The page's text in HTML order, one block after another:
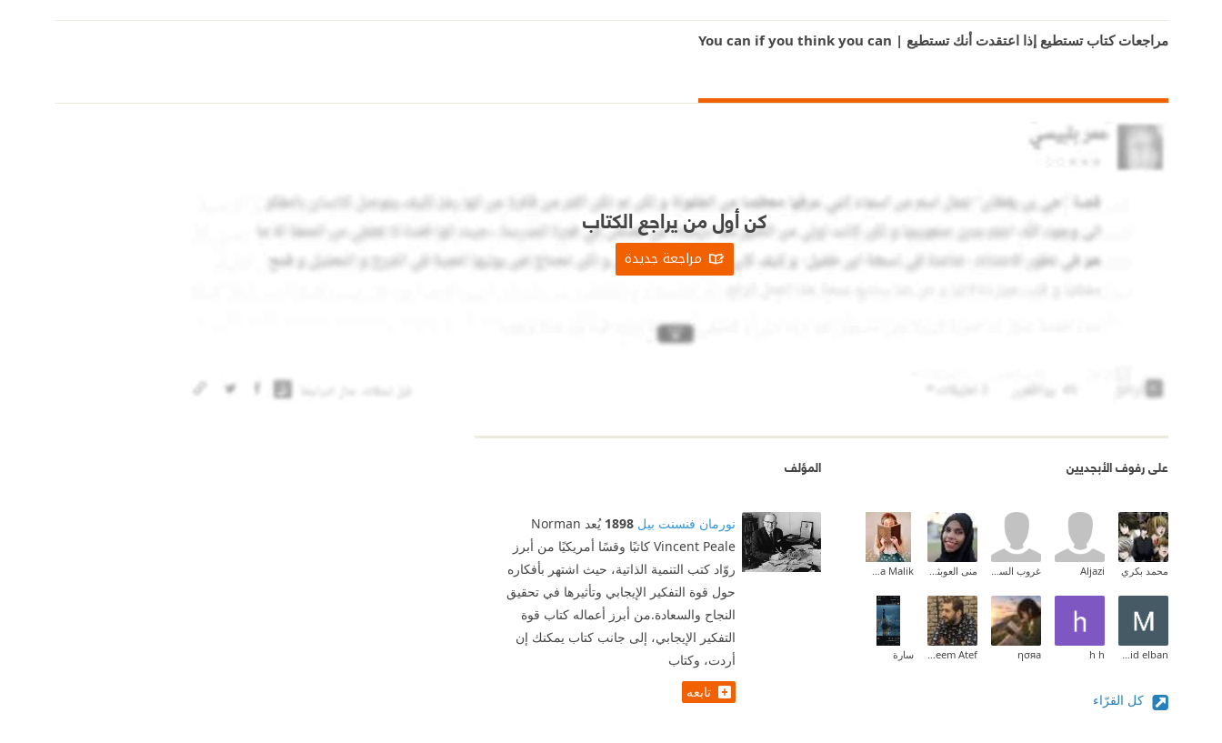
مراجعات كتاب تستطيع إذا اعتقدت أنك تستطيع | You can if you think you can
كن أول من يراجع الكتاب
مراجعة جديدة
على رفوف الأبجديين
محمد بكري Aljazi غروب السوالقة منى العوبثاني | Muna Al Obathani Rahma Malik
Mohamed Osama mohamed ahmed Saaid elban
h h
ησяa
Ibraheem Atef سارة
كل القرّاء
المؤلف
نورمان فنسنت بيل 1898
يُعد Norman
Vincent Peale كاتبًا وقسًا أمريكيًا من أبرز
روّاد كتب التنمية الذاتية، حيث اشتهر بأفكاره
حول قوة التفكير الإيجابي وتأثيرها في تحقيق
النجاح والسعادة.من أبرز أعماله كتاب قوة
التفكير الإيجابي، إلى جانب كتاب يمكنك إن
أردت، وكتاب
تابعه